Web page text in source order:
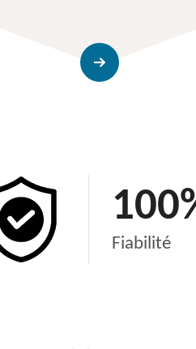
100
Fiabilité